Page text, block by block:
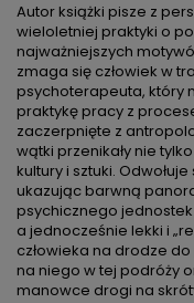
Autor książki pisze z
wieloletniej praktyki o
najważniejszych
zmaga się człowiek w
psychoterapeuta, który
praktykę pracy z
zaczerpnięte z
wątki przenikały nie
kultury i sztuki.
ukazując barwną
psychicznego
a jednocześnie lekki i
człowieka na drodze
na niego w tej podróży
manowce drogi na